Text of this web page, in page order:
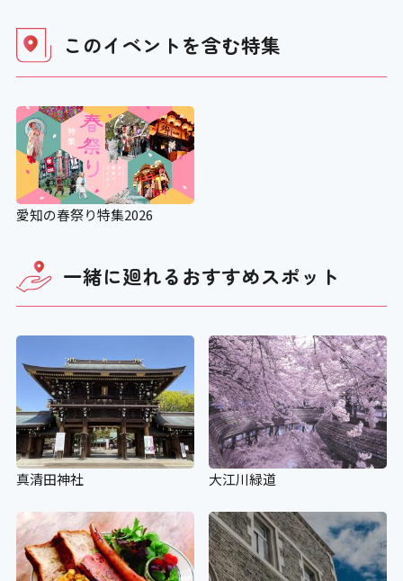
このイベントを含む特集
愛知の春祭り特集2026
一緒に廻れるおすすめスポット
真清田神社 大江川緑道